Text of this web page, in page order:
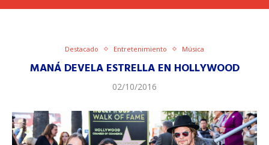
Destacado Entretenimiento Música
MANÁ DEVELA ESTRELLA EN HOLLYWOOD
02/10/2016